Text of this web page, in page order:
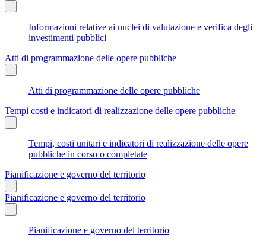
Informazioni relative ai nuclei di valutazione e verifica degli
investimenti pubblici
Atti di programmazione delle opere pubbliche
Atti di programmazione delle opere pubbliche
Tempi costi e indicatori di realizzazione delle opere pubbliche
Tempi, costi unitari e indicatori di realizzazione delle opere
pubbliche in corso o completate
Pianificazione e governo del territorio
Pianificazione e governo del territorio
Pianificazione e governo del territorio